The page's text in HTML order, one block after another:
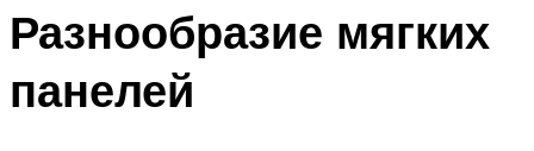
Разнообразие мягких
панелей